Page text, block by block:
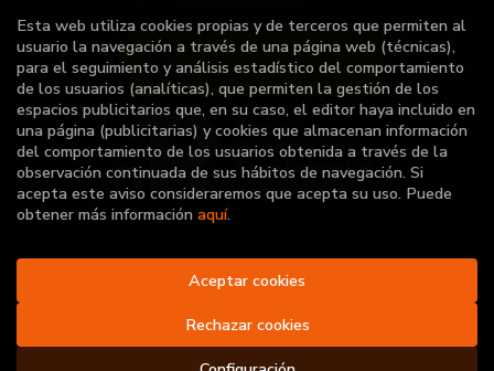
Librería Deportiva. Todos los Derechos
Esta web utiliza cookies propias y de terceros que permiten al
usuario la navegación a través de una página web (técnicas),
para el seguimiento y análisis estadístico del comportamiento
de los usuarios (analíticas), que permiten la gestión de los
espacios publicitarios que, en su caso, el editor haya incluido en
una página (publicitarias) y cookies que almacenan información
del comportamiento de los usuarios obtenida a través de la
observación continuada de sus hábitos de navegación. Si
acepta este aviso consideraremos que acepta su uso. Puede
obtener más información aquí.
Rechazar cookies
Aceptar cookies